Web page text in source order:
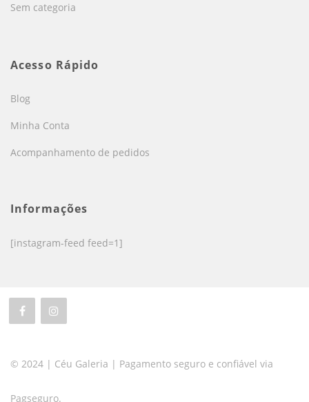
Sem categoria
Acesso Rápido
Blog
Minha Conta
Acompanhamento de pedidos
Informações
[instagram-feed feed=1]
© 2024 | Céu Galeria | Pagamento seguro e confiável via
Pagseguro.